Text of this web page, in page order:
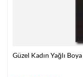
Güzel Kadın Yağlı